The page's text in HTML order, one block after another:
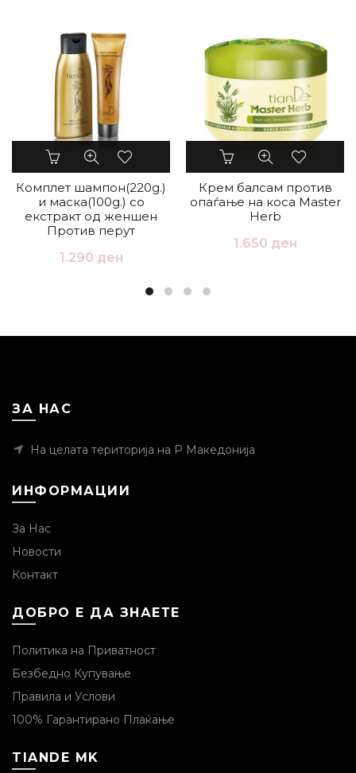
Комплет шампон(220g.)
и маска(100g.) со
екстракт од женшен
Против перут
1.290 ден
Крем балсам против
опаѓање на коса Master
Herb
1.650 ден
ЗА НАС
На целата територија на Р Македонија
ИНФОРМАЦИИ
За Нас
Новости
Контакт
ДОБРО Е ДА ЗНАЕТЕ
Политика на Приватност
Безбедно Купување
Правила и Услови
100% Гарантирано Плаќање
TIANDE MK